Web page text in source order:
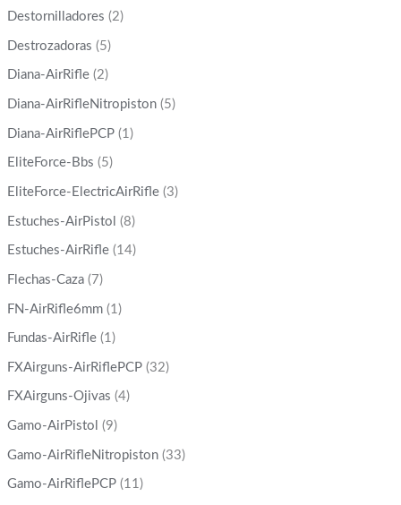
Destornilladores (2)
Destrozadoras (5)
Diana-AirRifle (2)
Diana-AirRifleNitropiston (5)
Diana-AirRiflePCP (1)
EliteForce-Bbs (5)
EliteForce-ElectricAirRifle (3)
Estuches-AirPistol (8)
Estuches-AirRifle (14)
Flechas-Caza (7)
FN-AirRifle6mm (1)
Fundas-AirRifle (1)
FXAirguns-AirRiflePCP (32)
FXAirguns-Ojivas (4)
Gamo-AirPistol (9)
Gamo-AirRifleNitropiston (33)
Gamo-AirRiflePCP (11)